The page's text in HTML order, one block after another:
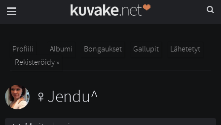
Profiili Albumi Bongaukset Gallupit
Lähetetyt
Rekisteröidy »
Jendu^